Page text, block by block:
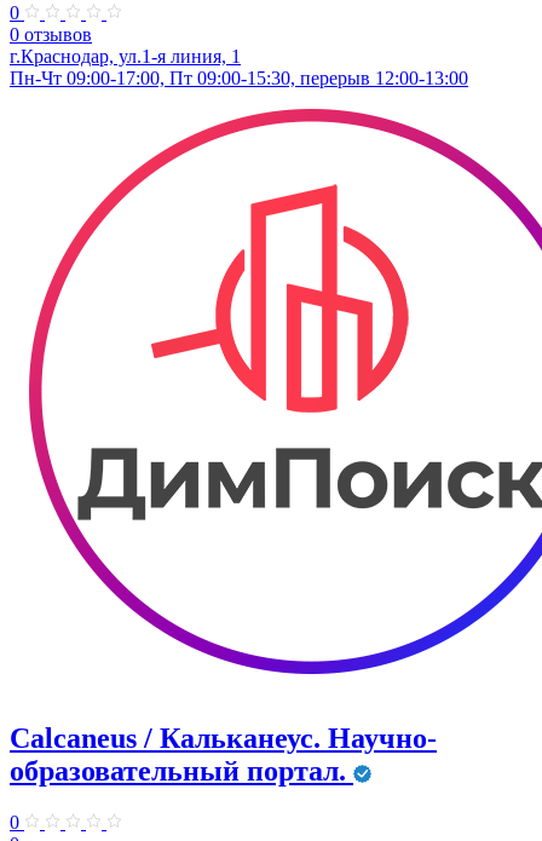
0
0 отзывов
г.Краснодар, ул.1-я линия, 1
Пн-Чт 09:00-17:00, Пт 09:00-15:30, перерыв 12:00-13:00
Calcaneus / Кальканеус. Научно-
образовательный портал.
0